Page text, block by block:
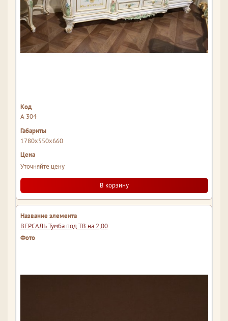
А 304
1780x550x660
Уточняйте цену
В корзину
ВЕРСАЛЬ Тумба под ТВ на 2,00